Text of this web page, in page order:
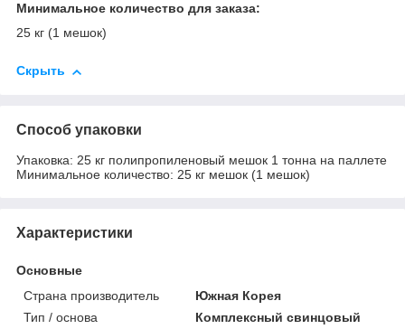
Минимальное количество для заказа:
25 кг (1 мешок)
Скрыть
Способ упаковки
Упаковка: 25 кг полипропиленовый мешок 1 тонна на паллете
Минимальное количество: 25 кг мешок (1 мешок)
Характеристики
Основные
Страна производитель
Южная Корея
Тип / основа
Комплексный свинцовый